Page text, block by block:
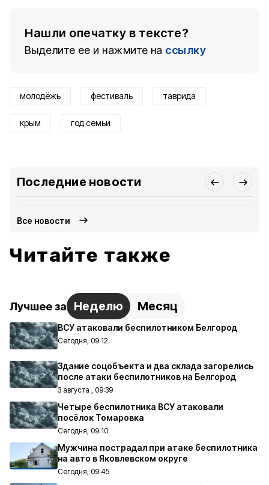
Нашли опечатку в тексте?
Выделите ее и нажмите на ссылку
молодёжь фестиваль таврида
крым год семьи
Последние новости
Все новости
Читайте также
Лучшее за Неделю Месяц
ВСУ атаковали беспилотником Белгород
Сегодня, 09:12
Здание соцобъекта и два склада загорелись
после атаки беспилотников на Белгород
3 августа , 09:39
Четыре беспилотника ВСУ атаковали
посёлок Томаровка
Сегодня, 09:10
Мужчина пострадал при атаке беспилотника
на авто в Яковлевском округе
Сегодня, 09:45